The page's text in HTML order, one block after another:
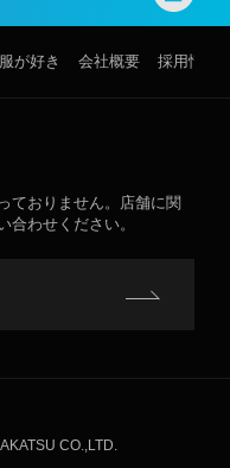
が好き 会社概要 採用情報
ておりません。店舗に関
合わせください。
CO.,LTD.